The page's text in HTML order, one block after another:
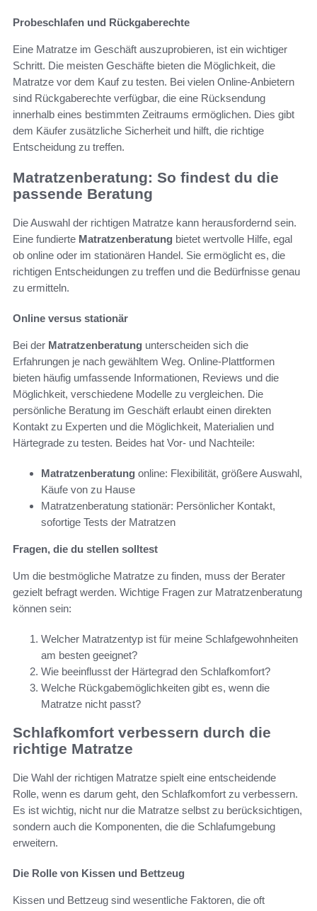
Probeschlafen und Rückgaberechte
Eine Matratze im Geschäft auszuprobieren, ist ein wichtiger
Schritt. Die meisten Geschäfte bieten die Möglichkeit, die
Matratze vor dem Kauf zu testen. Bei vielen Online-Anbietern
sind Rückgaberechte verfügbar, die eine Rücksendung
innerhalb eines bestimmten Zeitraums ermöglichen. Dies gibt
dem Käufer zusätzliche Sicherheit und hilft, die richtige
Entscheidung zu treffen.
Matratzenberatung: So findest du die
passende Beratung
Die Auswahl der richtigen Matratze kann herausfordernd sein.
Eine fundierte Matratzenberatung bietet wertvolle Hilfe, egal
ob online oder im stationären Handel. Sie ermöglicht es, die
richtigen Entscheidungen zu treffen und die Bedürfnisse genau
zu ermitteln.
Online versus stationär
Bei der Matratzenberatung unterscheiden sich die
Erfahrungen je nach gewähltem Weg. Online-Plattformen
bieten häufig umfassende Informationen, Reviews und die
Möglichkeit, verschiedene Modelle zu vergleichen. Die
persönliche Beratung im Geschäft erlaubt einen direkten
Kontakt zu Experten und die Möglichkeit, Materialien und
Härtegrade zu testen. Beides hat Vor- und Nachteile:
Matratzenberatung online: Flexibilität, größere Auswahl,
Käufe von zu Hause
Matratzenberatung stationär: Persönlicher Kontakt,
sofortige Tests der Matratzen
Fragen, die du stellen solltest
Um die bestmögliche Matratze zu finden, muss der Berater
gezielt befragt werden. Wichtige Fragen zur Matratzenberatung
können sein:
Welcher Matratzentyp ist für meine Schlafgewohnheiten
am besten geeignet?
Wie beeinflusst der Härtegrad den Schlafkomfort?
Welche Rückgabemöglichkeiten gibt es, wenn die
Matratze nicht passt?
Schlafkomfort verbessern durch die
richtige Matratze
Die Wahl der richtigen Matratze spielt eine entscheidende
Rolle, wenn es darum geht, den Schlafkomfort zu verbessern.
Es ist wichtig, nicht nur die Matratze selbst zu berücksichtigen,
sondern auch die Komponenten, die die Schlafumgebung
erweitern.
Die Rolle von Kissen und Bettzeug
Kissen und Bettzeug sind wesentliche Faktoren, die oft